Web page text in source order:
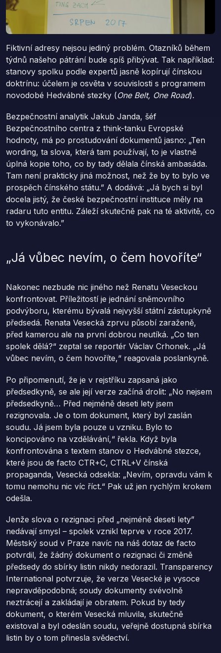
Fiktivní adresy nejsou jediný problém. Otazníků během
týdnů našeho pátrání bude spíš přibývat. Tak například:
stanovy spolku podle expertů jasně kopírují čínskou
doktrínu: účelem je osvěta v souvislosti s programem
novodobé Hedvábné stezky (One Belt, One Road).
Bezpečnostní analytik Jakub Janda, šéf
Bezpečnostního centra z think-tanku Evropské
hodnoty, má po prostudování dokumentů jasno: „Ten
wording, ta slova, která tam používají, to je vlastně
úplná kopie toho, co by tady dělala čínská ambasáda.
Tam není prakticky jiná možnost, než že by to bylo ve
prospěch čínského státu.” A dodává: „Já bych si byl
docela jistý, že české bezpečnostní instituce měly na
radaru tuto entitu. Záleží skutečně pak na té aktivitě, co
to vykonávalo.”
„Já vůbec nevím, o čem hovoříte“
Nakonec nezbude nic jiného než Renatu Veseckou
konfrontovat. Příležitostí je jednání sněmovního
podvýboru, kterému bývalá nejvyšší státní zástupkyně
předsedá. Renata Vesecká zprvu působí zaraženě,
před kamerou ale na první dobrou neutíká. „Co ten
spolek dělá?“ zeptal se reportér Václav Crhonek. „Já
vůbec nevím, o čem hovoříte,“ reagovala poslankyně.
Po připomenutí, že je v rejstříku zapsaná jako
předsedkyně, se ale její verze začíná drolit: „No nejsem
předsedkyně… Před nejméně deseti lety jsem
rezignovala. Je o tom dokument, který byl zaslán
soudu. Já jsem byla pouze u vzniku. Bylo to
koncipováno na vzdělávání,“ řekla. Když byla
konfrontována s textem stanov o Hedvábné stezce,
které jsou de facto CTR+C, CTRL+V čínská
propaganda, Vesecká odsekla: „Nevím, opravdu vám k
tomu nemohu nic víc říct.“ Pak už jen rychlým krokem
odešla.
Jenže slova o rezignaci před „nejméně deseti lety”
nedávají smysl – spolek vznikl teprve v roce 2017.
Městský soud v Praze navíc na náš dotaz de facto
potvrdil, že žádný dokument o rezignaci či změně
předsedy do sbírky listin nikdy nedorazil. Transparency
International potvrzuje, že verze Vesecké je vysoce
nepravděpodobná; soudy dokumenty svévolně
neztrácejí a zakládají je obratem. Pokud by tedy
dokument, o kterém Vesecká mluvila, skutečně
existoval a byl odeslán soudu, veřejně dostupná sbírka
listin by o tom přinesla svědectví.